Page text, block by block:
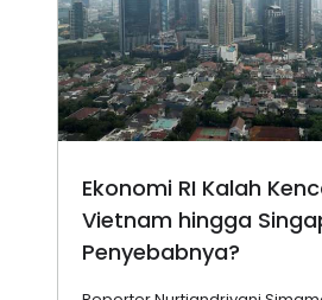
Ekonomi RI Kalah
Vietnam hingga
Penyebabnya?